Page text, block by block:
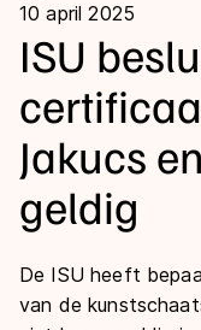
Kalender
Disciplines
Marathon
Langebaan
Inlineskaten
Uitslagen
Langebaan
Shorttrack
Tijden &
Ranglijsten
10 april 2025
ISU
Jakucs
geldig
De ISU heeft
van de